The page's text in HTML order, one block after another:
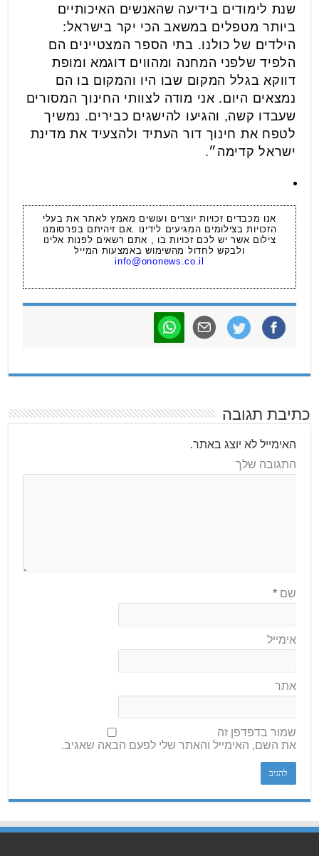
שנת לימודים בידיעה שהאנשים האיכותיים
ביותר מטפלים במשאב הכי יקר בישראל:
הילדים של כולנו. בתי הספר המצטיינים הם
הלפיד שלפני המחנה ומהווים דוגמא ומופת
דווקא בגלל המקום שבו היו והמקום בו הם
נמצאים היום. אני מודה לצוותי החינוך המסורים
שעבדו קשה, והגיעו להישגים כבירים. נמשיך
לטפח את חינוך דור העתיד ולהצעיד את מדינת
ישראל קדימה״.
אנו מכבדים זכויות יוצרים ועושים מאמץ לאתר את בעלי
הזכויות בצילומים המגיעים לידינו .אם זיהיתם בפרסומנו
צילום אשר יש לכם זכויות בו , אתם רשאים לפנות אלינו
ולבקש לחדול מהשימוש באמצעות המייל
info@ononews.co.il
כתיבת תגובה
האימייל לא יוצג באתר.
התגובה שלך
שם*
אימייל
אתר
שמור בדפדפן זה
את השם, האימייל והאתר שלי לפעם הבאה שאגיב.